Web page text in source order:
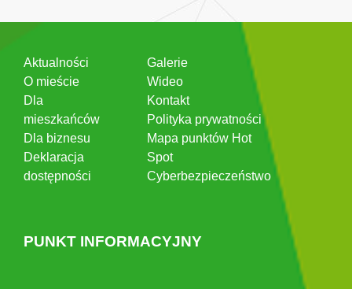
Aktualności
O mieście
Dla
mieszkańców
Dla biznesu
Deklaracja
dostępności
Galerie
Wideo
Kontakt
Polityka prywatności
Mapa punktów Hot
Spot
Cyberbezpieczeństwo
PUNKT INFORMACYJNY